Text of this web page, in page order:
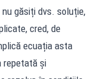
găsiți dvs. soluție,
cred, de
ecuația asta
repetată și